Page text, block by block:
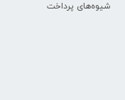
شیوه‌های پرداخت